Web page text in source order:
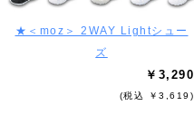
★＜moz＞ 2WAY Lightシュー
ズ
￥3,290
(税込 ￥3,619)